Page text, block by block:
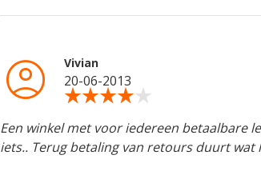
account_circle Vivian
20-06-2013
star_ratestar_ratestar_ratestar_ratestar_rate
Een winkel met voor iedereen betaalbare
iets.. Terug betaling van retours duurt